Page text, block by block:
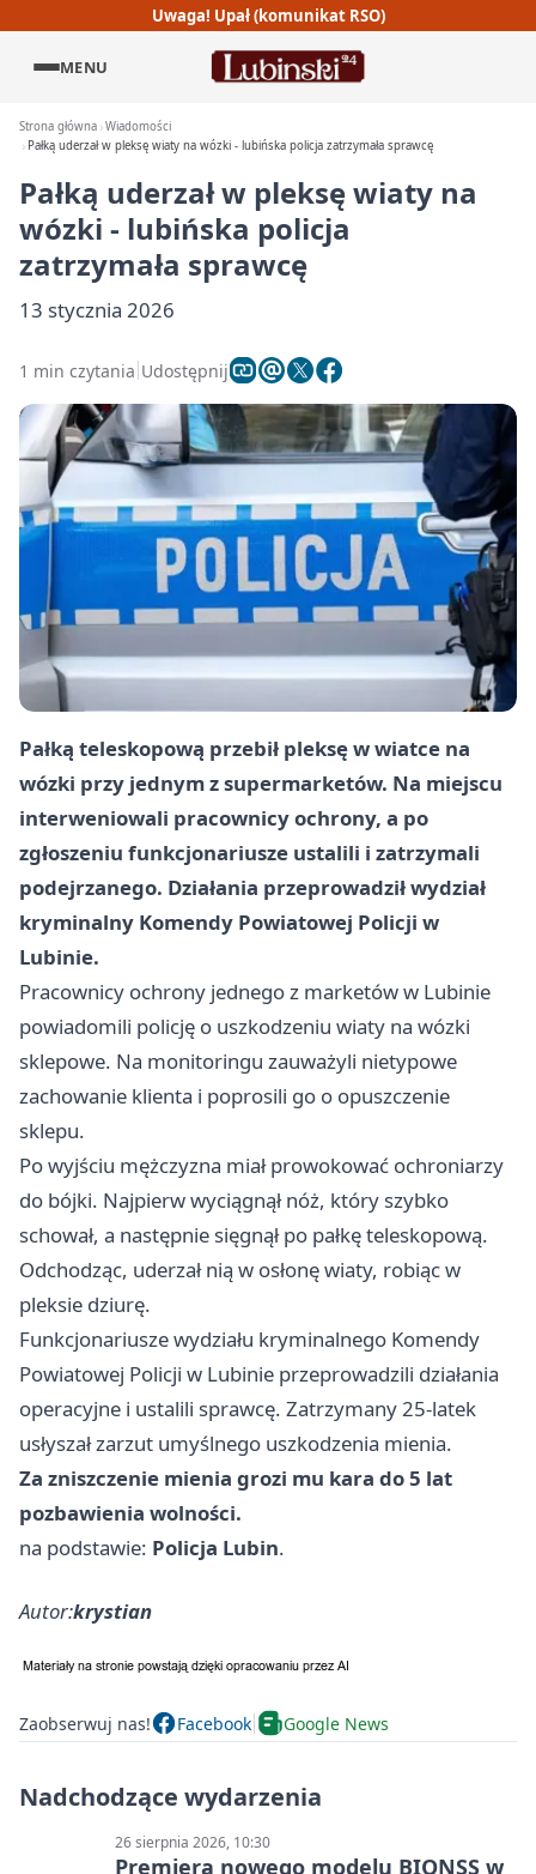
Uwaga! Upał (komunikat RSO)
MENU
Strona główna Wiadomości
Pałką uderzał w pleksę wiaty na wózki - lubińska policja zatrzymała sprawcę
Pałką uderzał w pleksę wiaty na
wózki - lubińska policja
zatrzymała sprawcę
13 stycznia 2026
1 min czytania Udostępnij
Pałką teleskopową przebił pleksę w wiatce na
wózki przy jednym z supermarketów. Na miejscu
interweniowali pracownicy ochrony, a po
zgłoszeniu funkcjonariusze ustalili i zatrzymali
podejrzanego. Działania przeprowadził wydział
kryminalny Komendy Powiatowej Policji w
Lubinie.
Pracownicy ochrony jednego z marketów w Lubinie
powiadomili policję o uszkodzeniu wiaty na wózki
sklepowe. Na monitoringu zauważyli nietypowe
zachowanie klienta i poprosili go o opuszczenie
sklepu.
Po wyjściu mężczyzna miał prowokować ochroniarzy
do bójki. Najpierw wyciągnął nóż, który szybko
schował, a następnie sięgnął po pałkę teleskopową.
Odchodząc, uderzał nią w osłonę wiaty, robiąc w
pleksie dziurę.
Funkcjonariusze wydziału kryminalnego Komendy
Powiatowej Policji w Lubinie przeprowadzili działania
operacyjne i ustalili sprawcę. Zatrzymany 25-latek
usłyszał zarzut umyślnego uszkodzenia mienia.
Za zniszczenie mienia grozi mu kara do 5 lat
pozbawienia wolności.
na podstawie: Policja Lubin.
Autor:krystian
Zaobserwuj nas! Facebook Google News
Nadchodzące wydarzenia
26 sierpnia 2026, 10:30
Premiera nowego modelu BIONSS w